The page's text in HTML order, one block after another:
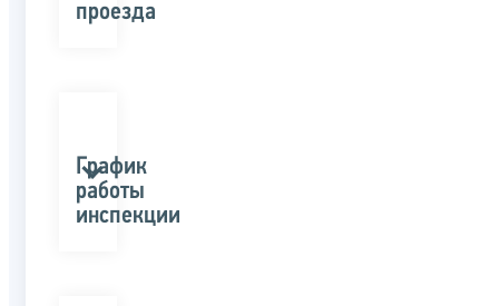
проезда
График
работы
инспекции